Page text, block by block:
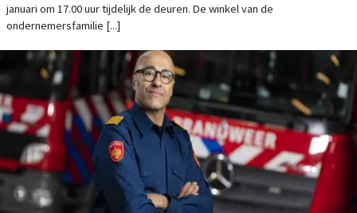
januari om 17.00 uur tijdelijk de deuren. De winkel van de
ondernemersfamilie [...]